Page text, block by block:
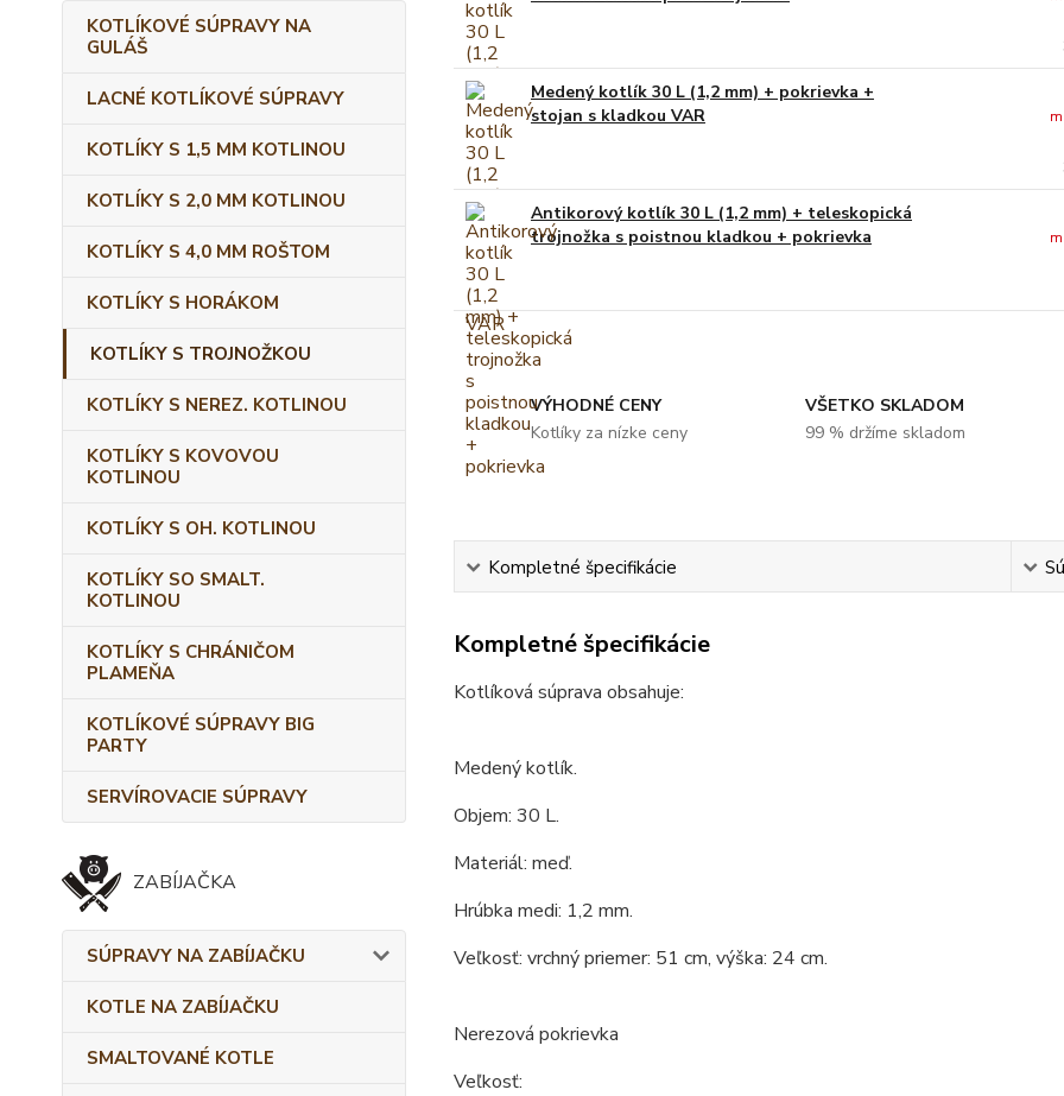
KOTLÍKOVÉ SÚPRAVY NA
GULÁŠ
LACNÉ KOTLÍKOVÉ SÚPRAVY
KOTLÍKY S 1,5 MM KOTLINOU
KOTLÍKY S 2,0 MM KOTLINOU
KOTLÍKY S 4,0 MM ROŠTOM
KOTLÍKY S HORÁKOM
KOTLÍKY S TROJNOŽKOU
KOTLÍKY S NEREZ. KOTLINOU
KOTLÍKY S KOVOVOU
KOTLINOU
KOTLÍKY S OH. KOTLINOU
KOTLÍKY SO SMALT.
KOTLINOU
KOTLÍKY S CHRÁNIČOM
PLAMEŇA
KOTLÍKOVÉ SÚPRAVY BIG
PARTY
SERVÍROVACIE SÚPRAVY
ZABÍJAČKA
SÚPRAVY NA ZABÍJAČKU
KOTLE NA ZABÍJAČKU
SMALTOVANÉ KOTLE
Medený kotlík 30 L (1,2 mm) + pokrievka +
stojan s kladkou VAR
Antikorový kotlík 30 L (1,2 mm) + teleskopická
trojnožka s poistnou kladkou + pokrievka
VÝHODNÉ CENY
Kotlíky za nízke ceny
VŠETKO SKLADOM
99 % držíme skladom
Kompletné špecifikácie
Kompletné špecifikácie
Kotlíková súprava obsahuje:
Medený kotlík.
Objem: 30 L.
Materiál: meď.
Hrúbka medi: 1,2 mm.
Veľkosť: vrchný priemer: 51 cm, výška: 24 cm.
Nerezová pokrievka
Veľkosť: